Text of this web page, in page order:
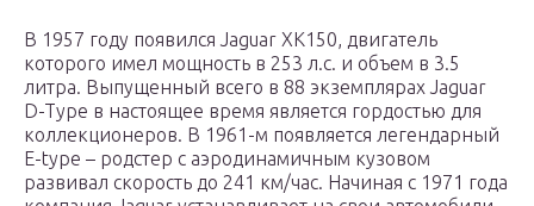
В 1957 году появился Jaguar XK150, двигатель
которого имел мощность в 253 л.с. и объем в 3.5
литра. Выпущенный всего в 88 экземплярах Jaguar
D-Type в настоящее время является гордостью для
коллекционеров. В 1961-м появляется легендарный
E-type – родстер с аэродинамичным кузовом
развивал скорость до 241 км/час. Начиная с 1971 года